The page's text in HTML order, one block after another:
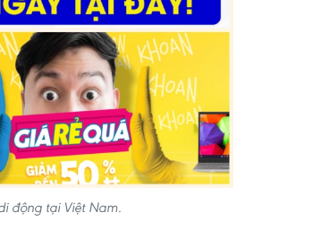
động tại Việt Nam.